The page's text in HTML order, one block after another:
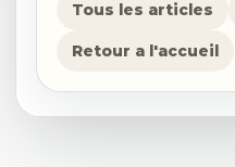
Tous les articles
Retour a l'accueil